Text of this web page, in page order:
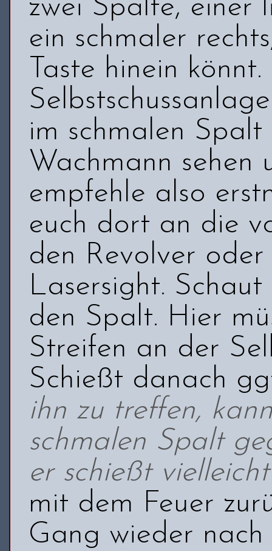
zwei Spalte, einer
ein schmaler
Taste hinein
im schmalen
Wachmann sehen
empfehle also
euch dort an die
den Revolver
Lasersight.
den Spalt. Hier
Streifen an der
Schießt danach
ihn zu treffen,
schmalen Spalt
er schießt
mit dem Feuer
Gang wieder nach